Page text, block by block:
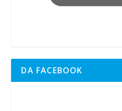
DA FACEBOOK